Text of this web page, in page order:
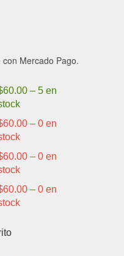
con Mercado Pago.
60.00 –5 en
60.00 –0 en
60.00 –0 en
60.00 –0 en